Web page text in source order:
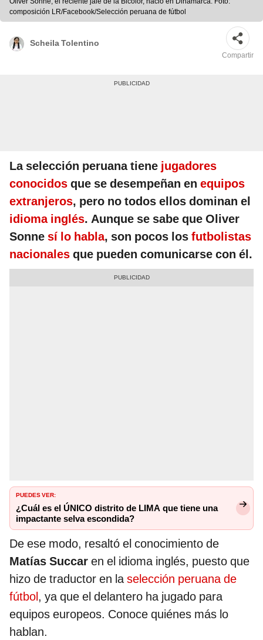
composición LR/Facebook/Selección peruana de fútbol
Scheila Tolentino
Compartir
La selección peruana tiene jugadores
conocidos que se desempeñan en equipos
extranjeros, pero no todos ellos dominan el
idioma inglés. Aunque se sabe que Oliver
Sonne sí lo habla, son pocos los futbolistas
nacionales que pueden comunicarse con él.
PUEDES VER:
¿Cuál es el ÚNICO distrito de LIMA que tiene una
impactante selva escondida?
De ese modo, resaltó el conocimiento de
Matías Succar en el idioma inglés, puesto que
hizo de traductor en laselección peruana de
fútbol, ya que el delantero ha jugado para
equipos europeos. Conoce quiénes más lo
hablan.